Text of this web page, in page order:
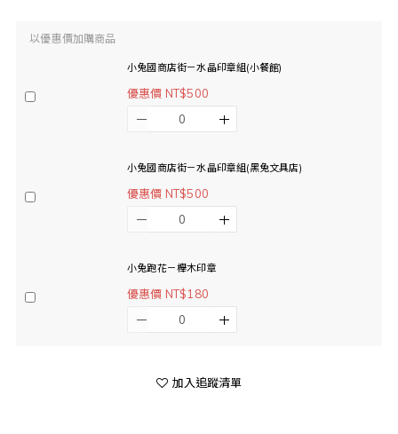
以優惠價加購商品
小兔國商店街－水晶印章組(小餐館)
優惠價 NT$500
小兔國商店街－水晶印章組(黑兔文具店)
優惠價 NT$500
小兔跑花－櫸木印章
優惠價 NT$180
加入追蹤清單